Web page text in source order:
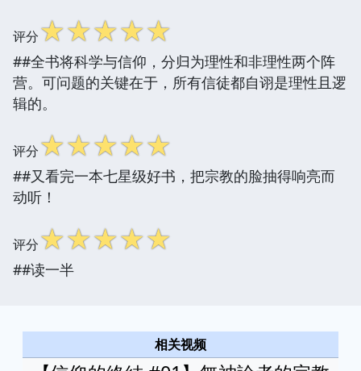
评分☆☆☆☆☆
##全书将科学与信仰，分归为理性和非理性两个阵
营。可问题的关键在于，所有信徒都自诩是理性且逻
辑的。
评分☆☆☆☆☆
##又看完一本七星级好书，把宗教的脸抽得响亮而
动听！
评分☆☆☆☆☆
##读一半
相关视频